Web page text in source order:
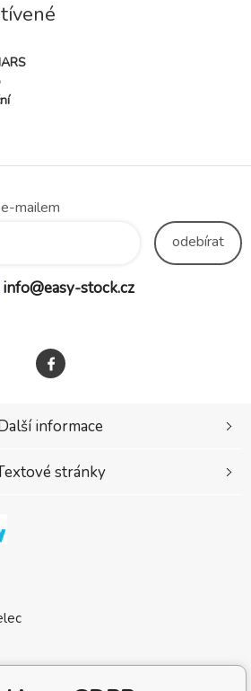
mailem
odebírat
info@easy-stock.cz
informace
stránky